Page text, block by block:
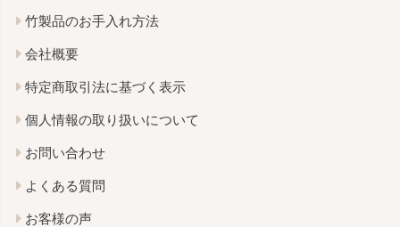
竹製品のお手入れ方法
会社概要
特定商取引法に基づく表示
個人情報の取り扱いについて
お問い合わせ
よくある質問
お客様の声